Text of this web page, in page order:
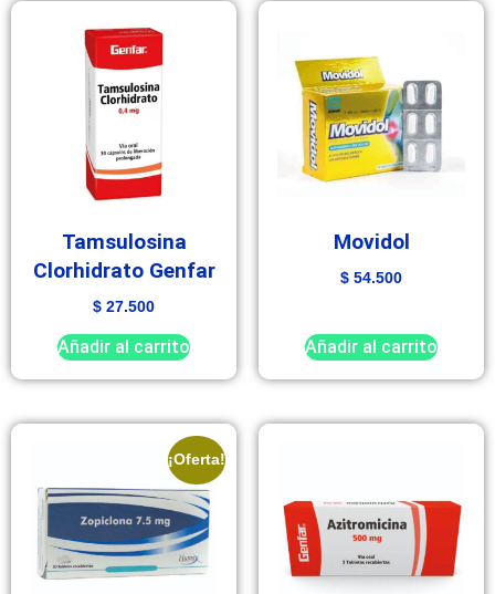
Tamsulosina
Clorhidrato Genfar
$ 27.500
Añadir al carrito
Movidol
$ 54.500
Añadir al carrito
¡Oferta!